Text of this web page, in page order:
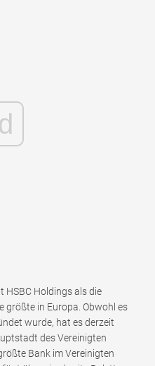
HSBC Holdings als die
größte in Europa. Obwohl es
wurde, hat es derzeit
des Vereinigten
Bank im Vereinigten